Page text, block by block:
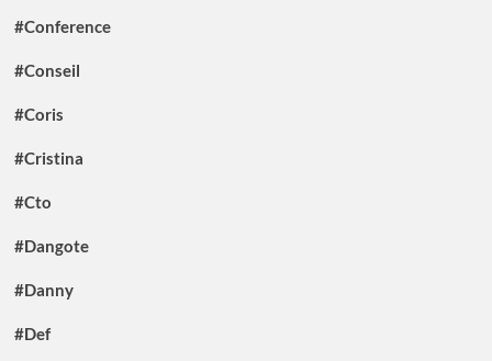
#Conference
#Conseil
#Coris
#Cristina
#Cto
#Dangote
#Danny
#Def